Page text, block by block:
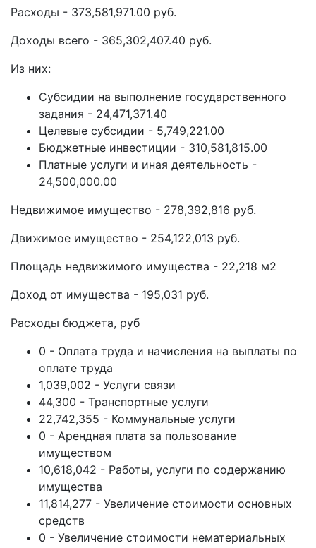
Расходы - 373,581,971.00 руб.
Доходы всего - 365,302,407.40 руб.
Из них:
Субсидии на выполнение государственного
задания - 24,471,371.40
Целевые субсидии - 5,749,221.00
Бюджетные инвестиции - 310,581,815.00
Платные услуги и иная деятельность -
24,500,000.00
Недвижимое имущество - 278,392,816 руб.
Движимое имущество - 254,122,013 руб.
Площадь недвижимого имущества - 22,218 м2
Доход от имущества - 195,031 руб.
Расходы бюджета, руб
0 - Оплата труда и начисления на выплаты по
оплате труда
1,039,002 - Услуги связи
44,300 - Транспортные услуги
22,742,355 - Коммунальные услуги
0 - Арендная плата за пользование
имуществом
10,618,042 - Работы, услуги по содержанию
имущества
11,814,277 - Увеличение стоимости основных
средств
0 - Увеличение стоимости нематериальных